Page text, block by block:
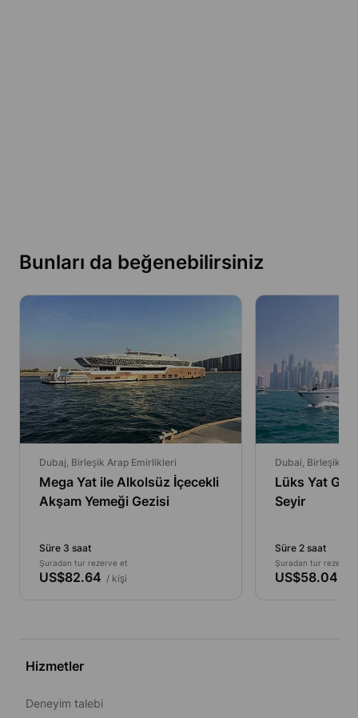
Bunları da beğenebilirsiniz
Dubaj, Birleşik Arap Emirlikleri
Mega Yat ile Alkolsüz İçecekli
Akşam Yemeği Gezisi
Süre 3 saat
Şuradan tur rezerve et
US$82.64 / kişi
Dubai, Birleşik
Lüks Yat
Seyir
Süre 2 saat
Şuradan tur rezerve
US$58.04
Hizmetler
Deneyim talebi